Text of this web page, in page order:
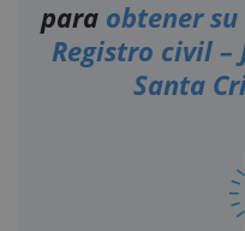
para obtener
Registro civil –
Santa